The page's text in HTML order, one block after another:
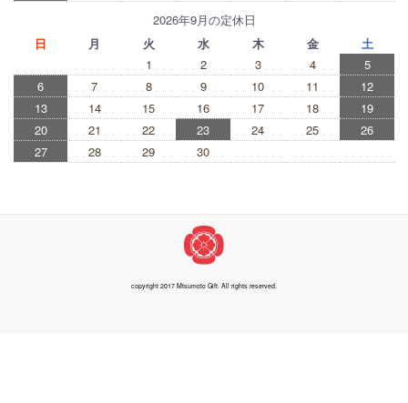
2026年9月の定休日
日
月 火 水 木 金
土
1
2 3 4
5
6
7 8 9 10 11
12
13
14 15 16 17 18
19
20
21 22 23 24 25
26
27
28 29 30
copyright 2017 Mtsumoto Gift. All rights reserved.